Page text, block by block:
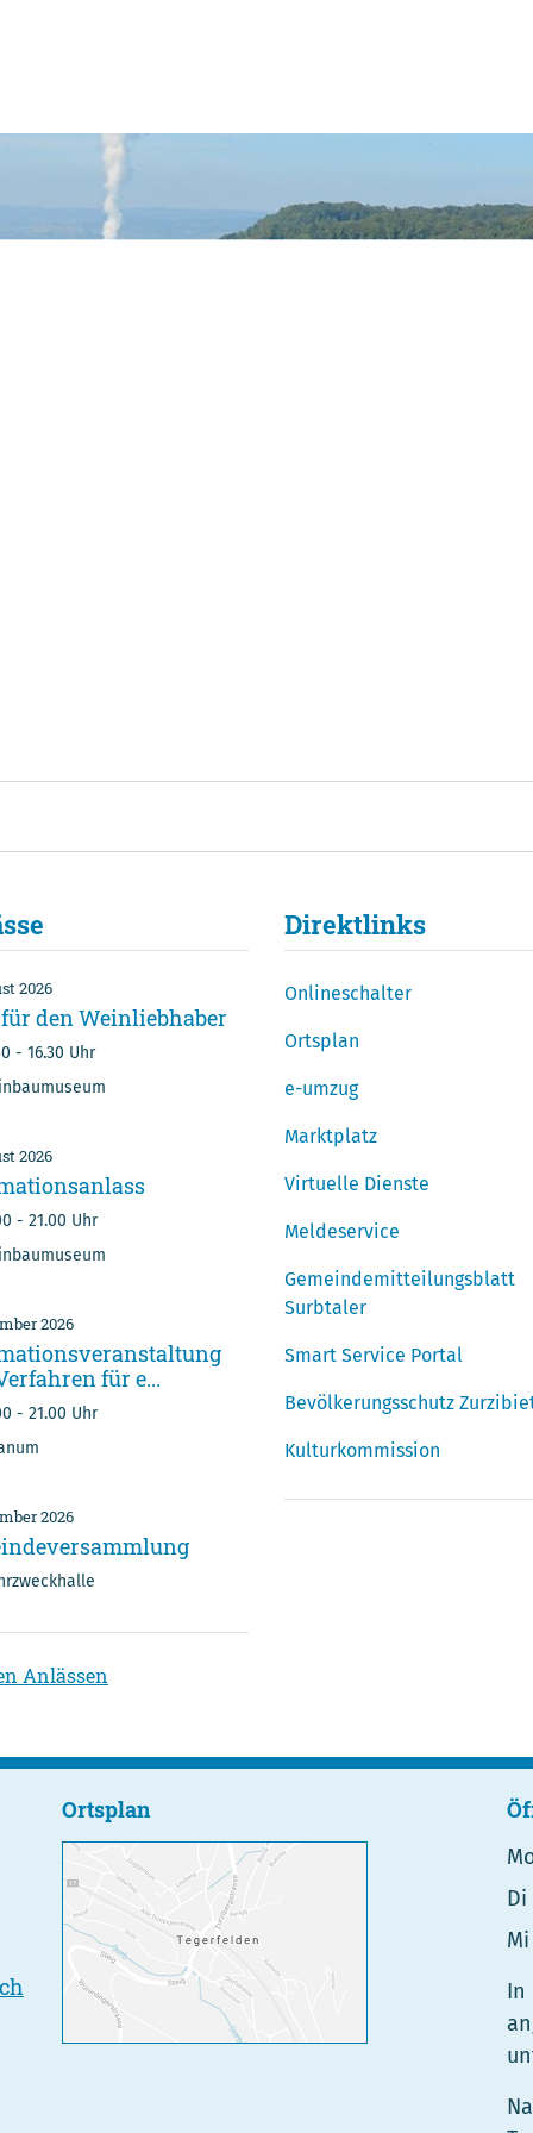
in &
lesen
14. Juli 2026
Prämienverbilligung
2027
Prämienverbilligung 2027
finden Sie unter folgendem
aargau.ch/informationsblattpv
Mehr lesen
2026
den Weinliebhaber
- 16.30 Uhr
2026
- 21.00 Uhr
2026
für e...
- 21.00 Uhr
2026
Anlässen
Direktlinks
Onlineschalter
Ortsplan
e-umzug
Marktplatz
Virtuelle Dienste
Meldeservice
Gemeindemitteilungsblatt
Surbtaler
Smart Service Portal
Bevölkerungsschutz
Kulturkommission
Ortsplan
Di
In